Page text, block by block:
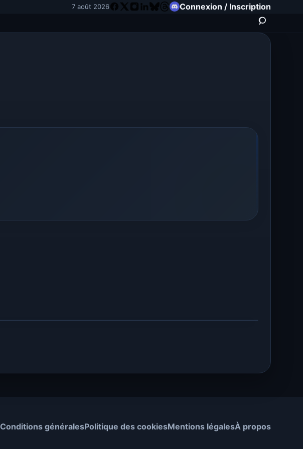
7 août 2026 Connexion / Inscription
Conditions généralesPolitique des cookiesMentions légalesÀ propos